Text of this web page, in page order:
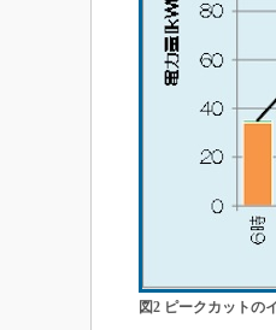
図2 ピークカットの